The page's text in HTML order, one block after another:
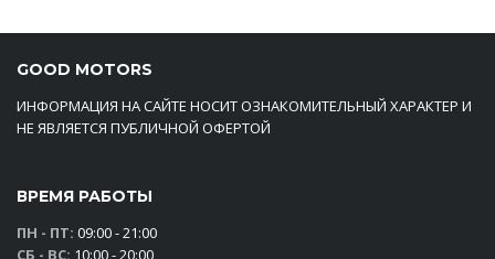
GOOD MOTORS
ИНФОРМАЦИЯ НА САЙТЕ НОСИТ ОЗНАКОМИТЕЛЬНЫЙ ХАРАКТЕР И
НЕ ЯВЛЯЕТСЯ ПУБЛИЧНОЙ ОФЕРТОЙ
ВРЕМЯ РАБОТЫ
ПН - ПТ: 09:00 - 21:00
СБ - ВС: 10:00 - 20:00